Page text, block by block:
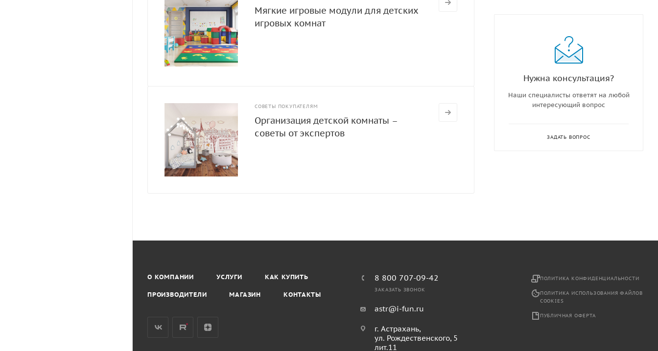
Мягкие игровые модули для детских
игровых комнат
СОВЕТЫ ПОКУПАТЕЛЯМ
Организация детской комнаты –
советы от экспертов
Нужна консультация?
Наши специалисты ответят на любой
интересующий вопрос
ЗАДАТЬ ВОПРОС
О КОМПАНИИ УСЛУГИ КАК КУПИТЬ
ПРОИЗВОДИТЕЛИ МАГАЗИН КОНТАКТЫ
8 800 707-09-42
ЗАКАЗАТЬ ЗВОНОК
astr@i-fun.ru
г. Астрахань,
ул. Рождественского, 5
лит.11
ПОЛИТИКА КОНФИДЕНЦИАЛЬНОСТИ
ПОЛИТИКА ИСПОЛЬЗОВАНИЯ ФАЙЛОВ
COOKIES
ПУБЛИЧНАЯ ОФЕРТА